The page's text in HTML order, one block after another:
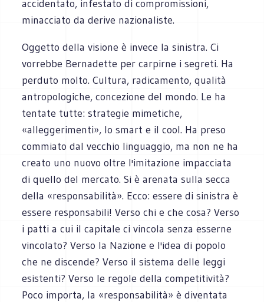
accidentato, infestato di compromissioni,
minacciato da derive nazionaliste.
Oggetto della visione è invece la sinistra. Ci
vorrebbe Bernadette per carpirne i segreti. Ha
perduto molto. Cultura, radicamento, qualità
antropologiche, concezione del mondo. Le ha
tentate tutte: strategie mimetiche,
«alleggerimenti», lo smart e il cool. Ha preso
commiato dal vecchio linguaggio, ma non ne ha
creato uno nuovo oltre l'imitazione impacciata
di quello del mercato. Si è arenata sulla secca
della «responsabilità». Ecco: essere di sinistra è
essere responsabili! Verso chi e che cosa? Verso
i patti a cui il capitale ci vincola senza esserne
vincolato? Verso la Nazione e l'idea di popolo
che ne discende? Verso il sistema delle leggi
esistenti? Verso le regole della competitività?
Poco importa, la «responsabilità» è diventata